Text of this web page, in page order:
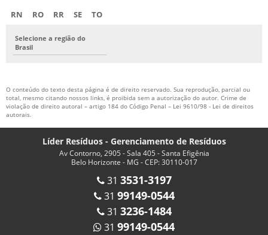
RN
RO RR SE TO
Selecione a região do
Brasil
O conteúdo do texto desta página é de direito reservado. Sua reprodução, parcial ou
total, mesmo citando nossos links, é proibida sem a autorização do autor. Crime de
violação de direito autoral – artigo 184 do Código Penal – Lei 9610/98 - Lei de direitos
autorais.
Líder Resíduos - Gerenciamento de Resíduos
Av Contorno, 2905 - Sala 405 - Santa Efigênia
Belo Horizonte - MG - CEP: 30110-017
31 3531-3197
31 99149-0544
31 3236-1484
31 99149-0544